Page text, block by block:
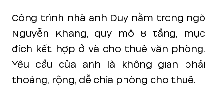
Công trình nhà anh Duy nằm trong ngõ
Nguyễn Khang, quy mô 8 tầng, mục
đích kết hợp ở và cho thuê văn phòng.
Yêu cầu của anh là không gian phải
thoáng, rộng, dễ chia phòng cho thuê.